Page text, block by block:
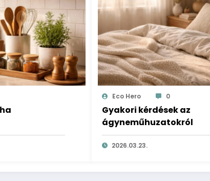
Eco Hero 0
Gyakori kérdések az
ágyneműhuzatokról
2026.03.23.